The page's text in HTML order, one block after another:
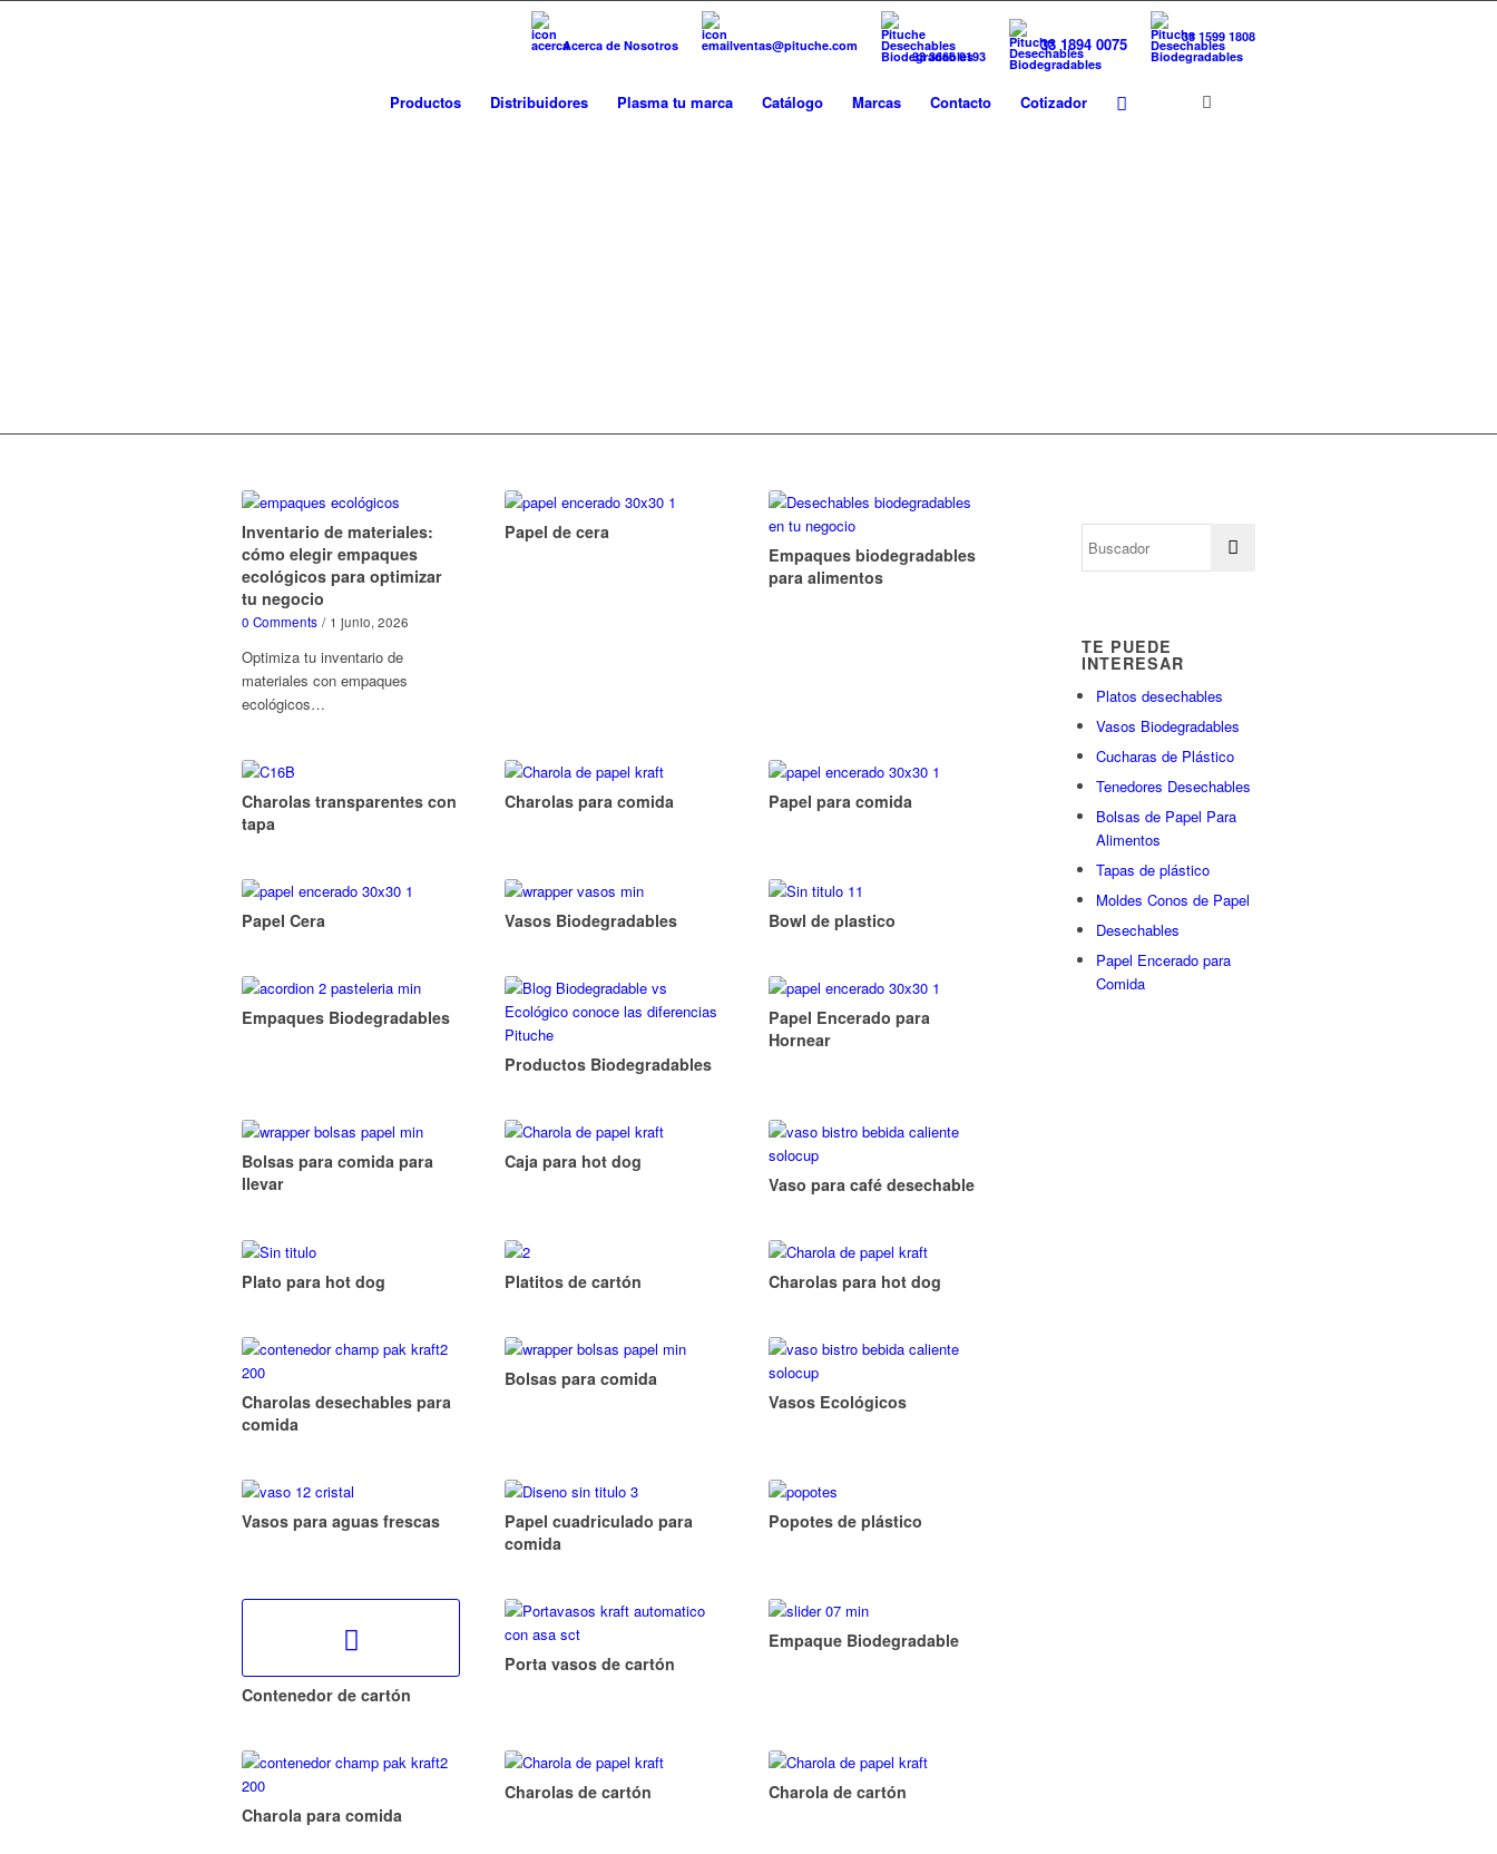
Acerca de Nosotros ventas@pituche.com
33 3666 0193
33 1894 0075 33 1599 1808
Productos Distribuidores Plasma tu marca Catálogo Marcas Contacto Cotizador
Inventario de materiales:
cómo elegir empaques
ecológicos para optimizar
tu negocio
0 Comments / 1 junio, 2026
Optimiza tu inventario de
materiales con empaques
ecológicos…
Papel de cera
Empaques biodegradables
para alimentos
Charolas transparentes con
tapa
Charolas para comida Papel para comida
Papel Cera Vasos Biodegradables Bowl de plastico
Empaques Biodegradables
Productos Biodegradables
Papel Encerado para
Hornear
Bolsas para comida para
llevar
Caja para hot dog
Vaso para café desechable
Plato para hot dog Platitos de cartón Charolas para hot dog
Charolas desechables para
comida
Bolsas para comida
Vasos Ecológicos
Vasos para aguas frescas
Papel cuadriculado para
comida
Popotes de plástico
Contenedor de cartón
Porta vasos de cartón
Empaque Biodegradable
Charola para comida
Charolas de cartón Charola de cartón
TE PUEDE
INTERESAR
Platos desechables
Vasos Biodegradables
Cucharas de Plástico
Tenedores Desechables
Bolsas de Papel Para
Alimentos
Tapas de plástico
Moldes Conos de Papel
Desechables
Papel Encerado para
Comida